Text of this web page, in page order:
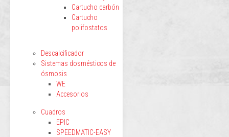
Cartucho carbón
Cartucho
polifostatos
Descalcificador
Sistemas dosmésticos de
ósmosis
WE
Accesorios
Cuadros
EPIC
SPEEDMATIC-EASY